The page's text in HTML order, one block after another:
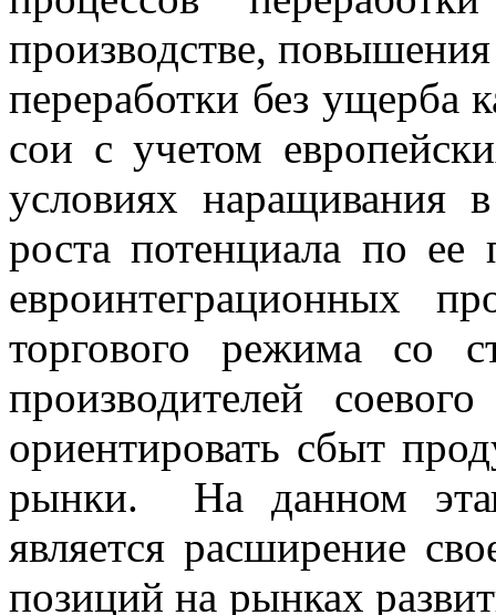
производстве,
переработки без ущерба
сои с учетом
условиях наращивания
роста потенциала по ее
евроинтеграционных
торгового режима со
производителей
ориентировать сбыт
рынки. На данном
является расширение
позиций на рынках